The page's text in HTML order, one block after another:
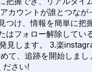
カウントが誰とつなが
つけ、情報を簡単に把
はフォロー解除してい
見します。 3.楽
て、追跡を開始しまし
ださい!